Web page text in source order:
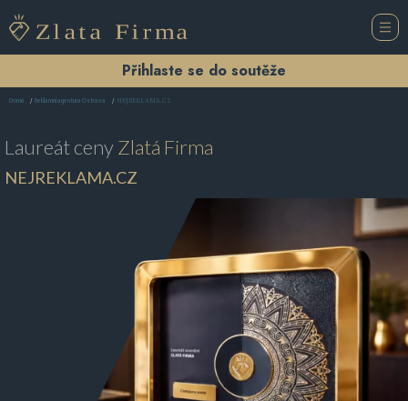
Přihlaste se do soutěže
Domů Reklamní agentura Ostrava NEJREKLAMA.CZ
Laureát cenyZlatá Firma
NEJREKLAMA.CZ